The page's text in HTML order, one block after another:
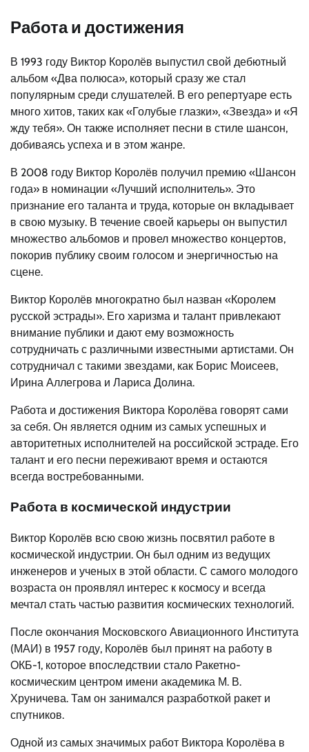
Работа и достижения
В 1993 году Виктор Королёв выпустил свой дебютный
альбом «Два полюса», который сразу же стал
популярным среди слушателей. В его репертуаре есть
много хитов, таких как «Голубые глазки», «Звезда» и «Я
жду тебя». Он также исполняет песни в стиле шансон,
добиваясь успеха и в этом жанре.
В 2008 году Виктор Королёв получил премию «Шансон
года» в номинации «Лучший исполнитель». Это
признание его таланта и труда, которые он вкладывает
в свою музыку. В течение своей карьеры он выпустил
множество альбомов и провел множество концертов,
покорив публику своим голосом и энергичностью на
сцене.
Виктор Королёв многократно был назван «Королем
русской эстрады». Его харизма и талант привлекают
внимание публики и дают ему возможность
сотрудничать с различными известными артистами. Он
сотрудничал с такими звездами, как Борис Моисеев,
Ирина Аллегрова и Лариса Долина.
Работа и достижения Виктора Королёва говорят сами
за себя. Он является одним из самых успешных и
авторитетных исполнителей на российской эстраде. Его
талант и его песни переживают время и остаются
всегда востребованными.
Работа в космической индустрии
Виктор Королёв всю свою жизнь посвятил работе в
космической индустрии. Он был одним из ведущих
инженеров и ученых в этой области. С самого молодого
возраста он проявлял интерес к космосу и всегда
мечтал стать частью развития космических технологий.
После окончания Московского Авиационного Института
(МАИ) в 1957 году, Королёв был принят на работу в
ОКБ-1, которое впоследствии стало Ракетно-
космическим центром имени академика М. В.
Хруничева. Там он занимался разработкой ракет и
спутников.
Одной из самых значимых работ Виктора Королёва в